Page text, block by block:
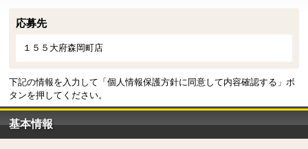
応募先
１５５大府森岡町店
下記の情報を入力して「個人情報保護方針に同意して内容確認する」ボ
タンを押してください。
基本情報